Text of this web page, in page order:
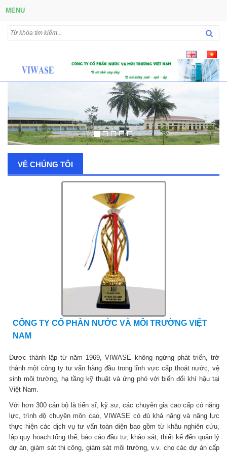
MENU
VỀ CHÚNG TÔI
CÔNG TY CỔ PHẦN NƯỚC VÀ MÔI TRƯỜNG VIỆT
NAM
Được thành lập từ năm 1969, VIWASE không ngừng phát triển, trở
thành một công ty tư vấn hàng đầu trong lĩnh vực cấp thoát nước, vệ
sinh môi trường, hạ tầng kỹ thuật và ứng phó với biến đổi khí hậu tại
Việt Nam.
Với hơn 300 cán bộ là tiến sĩ, kỹ sư, các chuyên gia cao cấp có năng
lực, trình độ chuyên môn cao, VIWASE có đủ khả năng và năng lực
thực hiện các dịch vụ tư vấn toàn diện bao gồm từ khâu nghiên cứu,
lập quy hoạch tổng thể, báo cáo đầu tư; khảo sát; thiết kế đến quản lý
dự án, giám sát thi công, giám sát môi trường, v.v. cho các dự án cấp